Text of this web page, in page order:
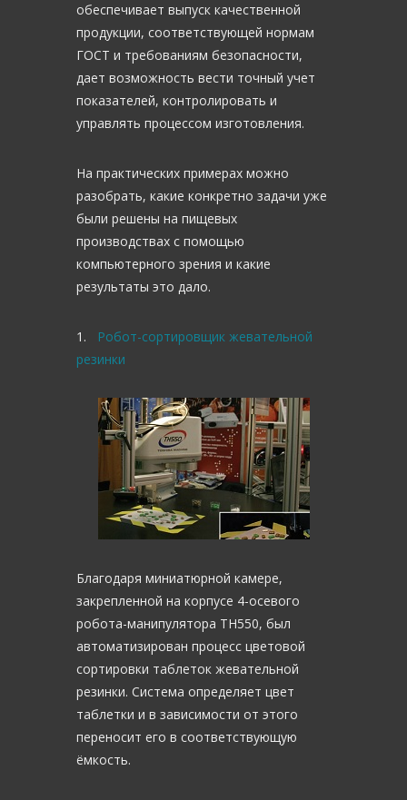
обеспечивает выпуск качественной
продукции, соответствующей нормам
ГОСТ и требованиям безопасности,
дает возможность вести точный учет
показателей, контролировать и
управлять процессом изготовления.
На практических примерах можно
разобрать, какие конкретно задачи уже
были решены на пищевых
производствах с помощью
компьютерного зрения и какие
результаты это дало.
1.
Робот-сортировщик жевательной
резинки
Благодаря миниатюрной камере,
закрепленной на корпусе 4-осевого
робота-манипулятора TH550, был
автоматизирован процесс цветовой
сортировки таблеток жевательной
резинки. Система определяет цвет
таблетки и в зависимости от этого
переносит его в соответствующую
ёмкость.